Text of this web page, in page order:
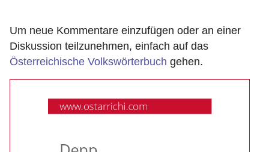
Um neue Kommentare einzufügen oder an einer
Diskussion teilzunehmen, einfach auf das
Österreichische Volkswörterbuch gehen.